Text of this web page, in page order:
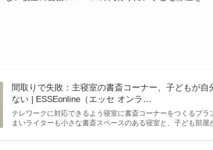
間取りで失敗：主寝室の書斎コーナー、子どもが自
ない | ESSEonline（エッセ オンラ…
テレワークに対応できるよう寝室に書斎コーナーをつくるプラ
まいライターも小さな書斎スペースのある寝室と、子ども部屋